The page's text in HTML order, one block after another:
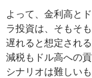
よって、金利高と
ラ投資は、そもそ
遅れると想定され
減税もドル高への
シナリオは難しい